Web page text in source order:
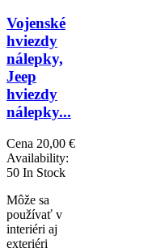
Vojenské
hviezdy
nálepky,
Jeep
hviezdy
nálepky...
Cena 20,00 €
Availability:
50 In Stock
Môže sa
používať v
interiéri aj
exteriéri